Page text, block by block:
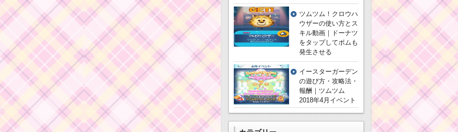
ツムツム！クロウハ
ウザーの使い方とス
キル動画｜ドーナツ
をタップしてボムも
発生させる
イースターガーデン
の遊び方・攻略法・
報酬｜ツムツム
2018年4月イベント